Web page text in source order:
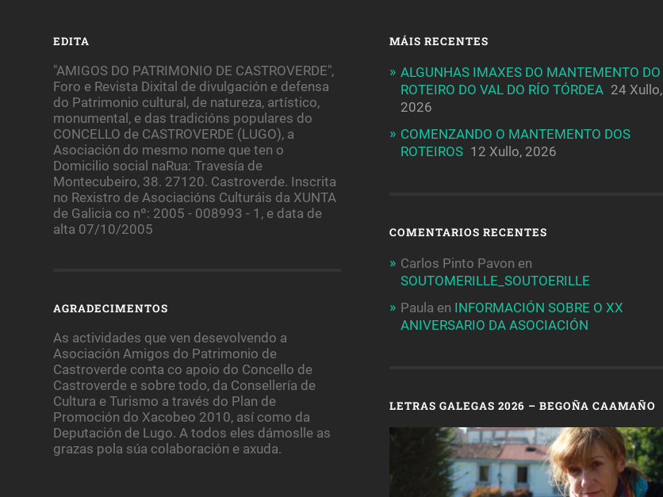
EDITA
"AMIGOS DO PATRIMONIO DE CASTROVERDE",
Foro e Revista Dixital de divulgación e defensa
do Patrimonio cultural, de natureza, artístico,
monumental, e das tradicións populares do
CONCELLO de CASTROVERDE (LUGO), a
Asociación do mesmo nome que ten o
Domicilio social naRua: Travesía de
Montecubeiro, 38. 27120. Castroverde. Inscrita
no Rexistro de Asociacións Culturáis da XUNTA
de Galicia co nº: 2005 - 008993 - 1, e data de
alta 07/10/2005
AGRADECIMENTOS
As actividades que ven desevolvendo a
Asociación Amigos do Patrimonio de
Castroverde conta co apoio do Concello de
Castroverde e sobre todo, da Consellería de
Cultura e Turismo a través do Plan de
Promoción do Xacobeo 2010, así como da
Deputación de Lugo. A todos eles dámoslle as
grazas pola súa colaboración e axuda.
MÁIS RECENTES
ALGUNHAS IMAXES DO MANTEMENTO DO
ROTEIRO DO VAL DO RÍO TÓRDEA 24 Xullo,
2026
COMENZANDO O MANTEMENTO DOS
ROTEIROS 12 Xullo, 2026
COMENTARIOS RECENTES
Carlos Pinto Pavon en
SOUTOMERILLE_SOUTOERILLE
Paula en INFORMACIÓN SOBRE O XX
ANIVERSARIO DA ASOCIACIÓN
LETRAS GALEGAS 2026 – BEGOÑA CAAMAÑO